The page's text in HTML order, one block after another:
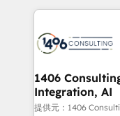
digital solutions
marketing
allowing
the needs of the customer. We are
Group, a group of
1406
Integration, AI
提供元：1406